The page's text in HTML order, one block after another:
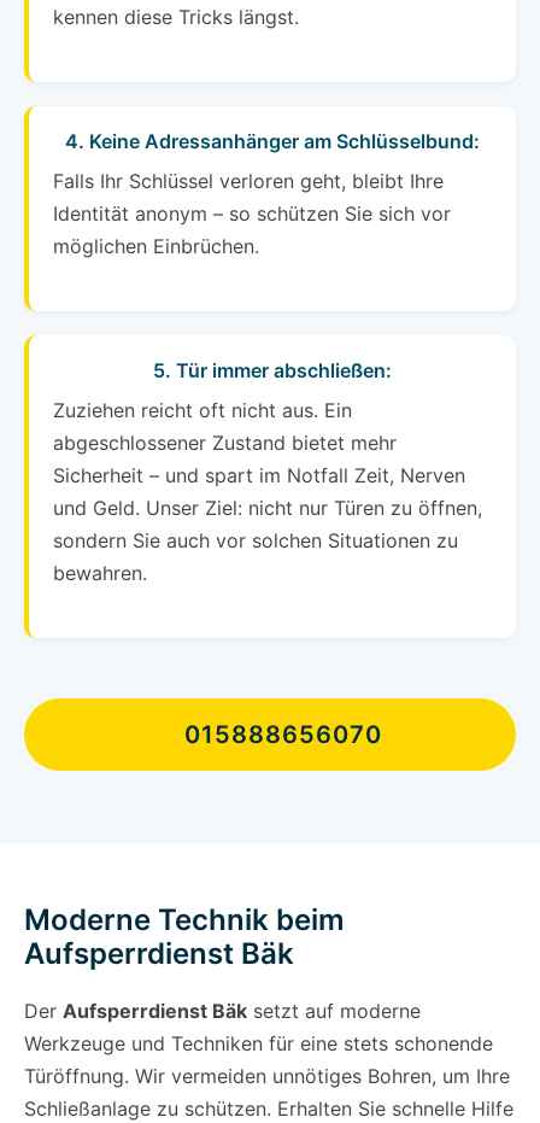
kennen diese Tricks längst.
4. Keine Adressanhänger am Schlüsselbund:
Falls Ihr Schlüssel verloren geht, bleibt Ihre
Identität anonym – so schützen Sie sich vor
möglichen Einbrüchen.
5. Tür immer abschließen:
Zuziehen reicht oft nicht aus. Ein
abgeschlossener Zustand bietet mehr
Sicherheit – und spart im Notfall Zeit, Nerven
und Geld. Unser Ziel: nicht nur Türen zu öffnen,
sondern Sie auch vor solchen Situationen zu
bewahren.
015888656070
Moderne Technik beim
Aufsperrdienst Bäk
Der Aufsperrdienst Bäk setzt auf moderne
Werkzeuge und Techniken für eine stets schonende
Türöffnung. Wir vermeiden unnötiges Bohren, um Ihre
Schließanlage zu schützen. Erhalten Sie schnelle Hilfe